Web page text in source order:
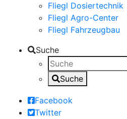
Fliegl Dosiertechnik
Fliegl Agro-Center
Fliegl Fahrzeugbau
Suche
Suche
Facebook
Twitter